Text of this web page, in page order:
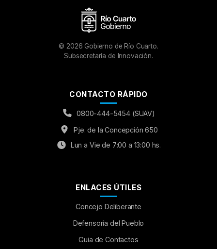
© 2026 Gobierno de Río Cuarto.
Subsecretaría de Innovación.
CONTACTO RÁPIDO
0800-444-5454 (SUAV)
Pje. de la Concepción 650
Lun a Vie de 7:00 a 13:00 hs.
ENLACES ÚTILES
Concejo Deliberante
Defensoría del Pueblo
Guia de Contactos
Aumentar Fuente
OFF